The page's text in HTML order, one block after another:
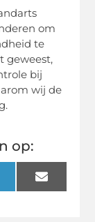
om
te
geweest,
bij
wij de
op:
Email